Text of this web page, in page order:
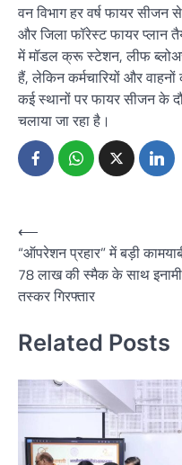
वन विभाग हर वर्ष फायर सीजन
और जिला फॉरेस्ट फायर प्लान
में मॉडल क्रू स्टेशन, लीफ
हैं, लेकिन कर्मचारियों और
कई स्थानों पर फायर सीजन के
चलाया जा रहा है।
Post
navigation
⟵
“ऑपरेशन प्रहार” में बड़ी
78 लाख की स्मैक के साथ इनामी
तस्कर गिरफ्तार
Related Posts